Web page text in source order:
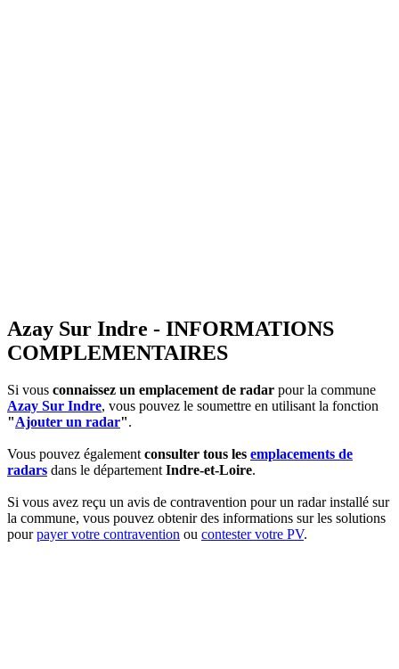
Azay Sur Indre - INFORMATIONS
COMPLEMENTAIRES
Si vous connaissez un emplacement de radar pour la commune
Azay Sur Indre, vous pouvez le soumettre en utilisant la fonction
"Ajouter un radar".
Vous pouvez égalementconsulter tous les emplacements de
radars dans le départementIndre-et-Loire.
Si vous avez reçu un avis de contravention pour un radar installé sur
la commune, vous pouvez obtenir des informations sur les solutions
pourpayer votre contravention ou contester votre PV.